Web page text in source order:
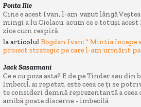
Ponta Ilie
Cine e acest Ivan, l-am vazut lângă
mingi a lu Ciolacu, acum ce e totuși
zice cum respiră
la articolul Bogdan Ivan: “ Mintia începe
proiect strategic pe care l-am urmărit
Jack Sasarmani
Ce e cu poza asta? E de pe Tinder sau din
Imbecil, ai repetat, este ceea ce ți se
te consideri demnă reprezentantă a ceea
amibă poate discerne - imbecilă